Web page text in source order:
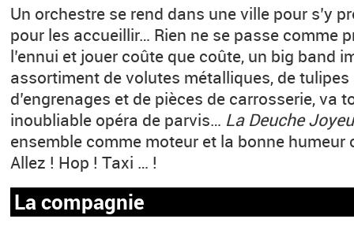
Un orchestre se rend dans une ville pour s’y
pour les accueillir… Rien ne se passe comme
l’ennui et jouer coûte que coûte, un big band
assortiment de volutes métalliques, de tulipes
d’engrenages et de pièces de carrosserie, va
inoubliable opéra de parvis… La Deuche
ensemble comme moteur et la bonne
Allez ! Hop ! Taxi … !
La compagnie